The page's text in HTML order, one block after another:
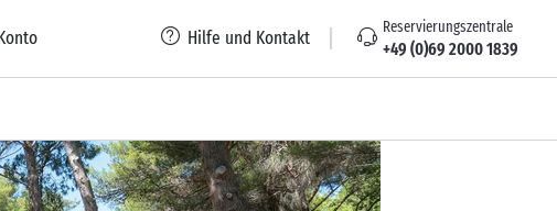
Hilfe und Kontakt Reservierungszentrale
+49 (0)69 2000 1839